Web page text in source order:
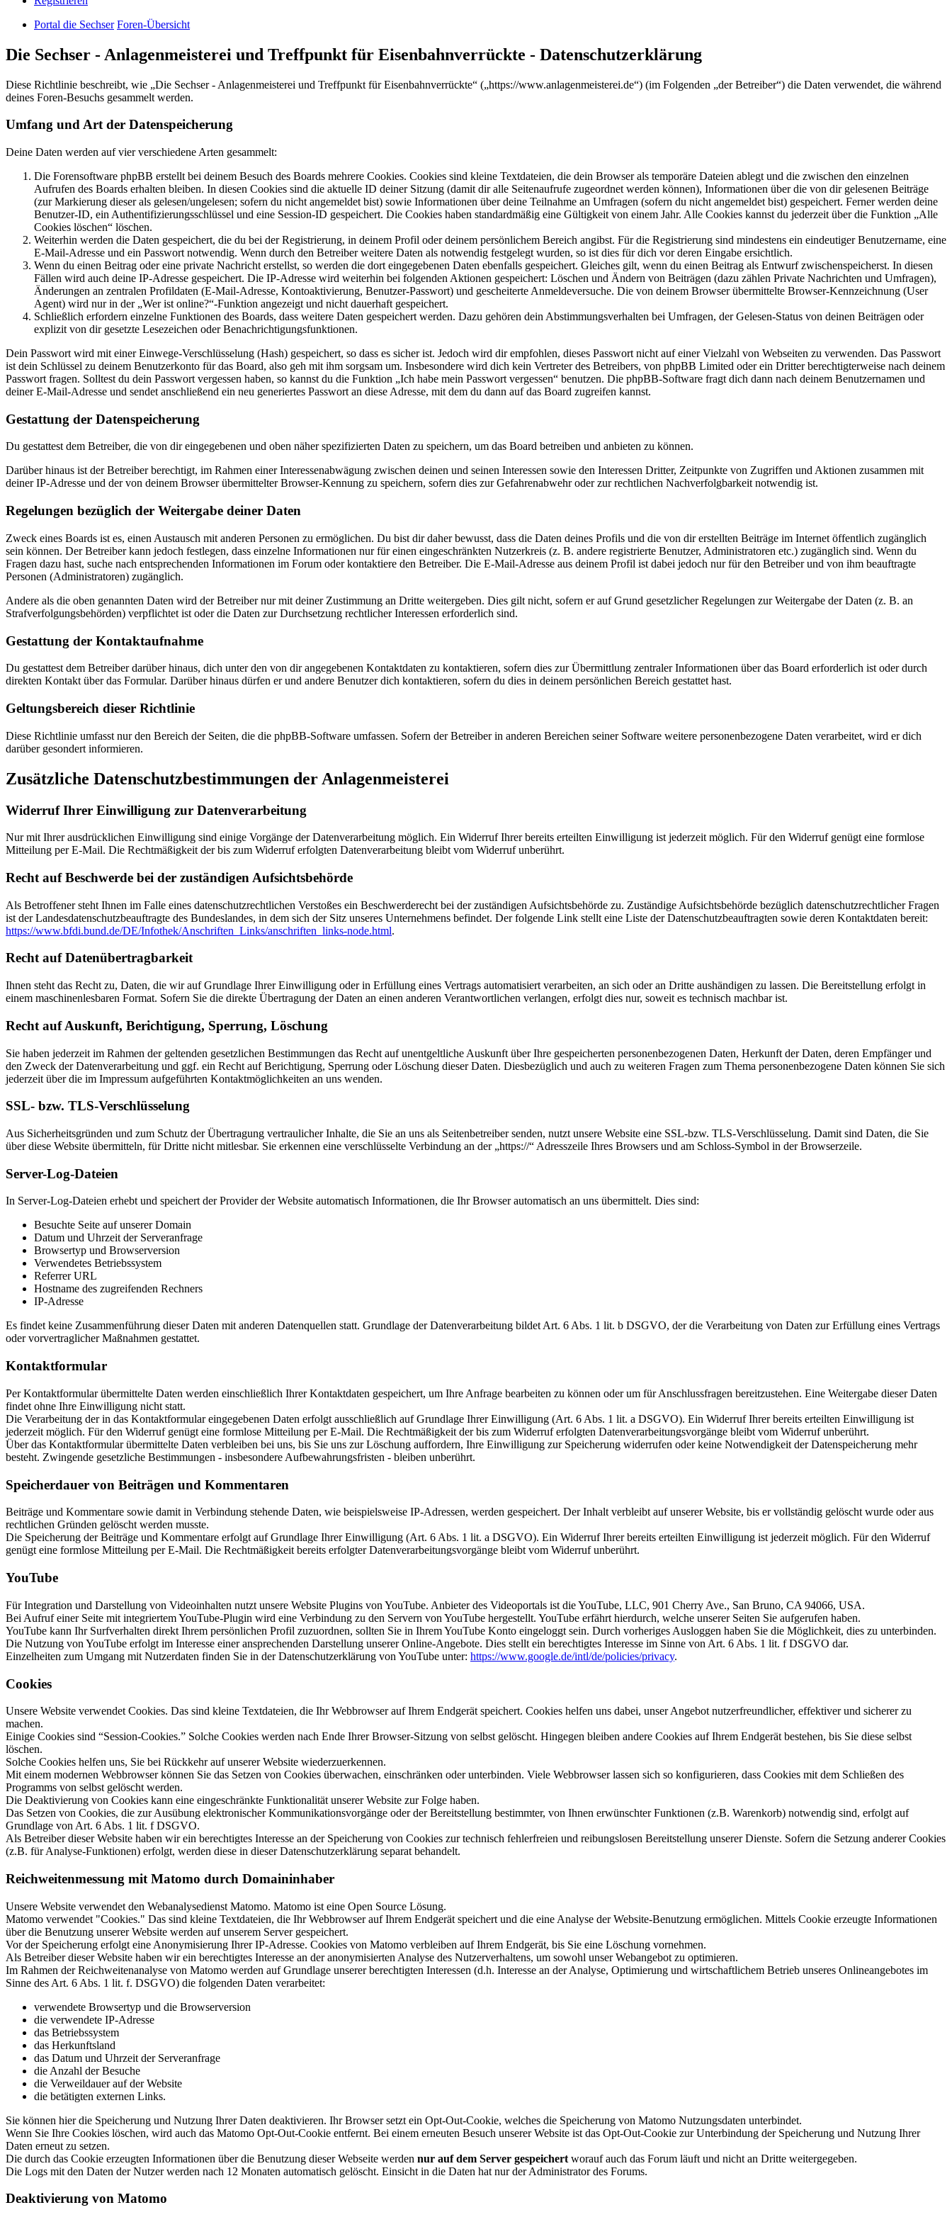
Portal die Sechser Foren-Übersicht
Die Sechser - Anlagenmeisterei und Treffpunkt für Eisenbahnverrückte - Datenschutzerklärung
Diese Richtlinie beschreibt, wie „Die Sechser - Anlagenmeisterei und Treffpunkt für Eisenbahnverrückte“ („https://www.anlagenmeisterei.de“) (im Folgenden „der Betreiber“) die Daten verwendet, die während
deines Foren-Besuchs gesammelt werden.
Umfang und Art der Datenspeicherung
Deine Daten werden auf vier verschiedene Arten gesammelt:
Die Forensoftware phpBB erstellt bei deinem Besuch des Boards mehrere Cookies. Cookies sind kleine Textdateien, die dein Browser als temporäre Dateien ablegt und die zwischen den einzelnen
Aufrufen des Boards erhalten bleiben. In diesen Cookies sind die aktuelle ID deiner Sitzung (damit dir alle Seitenaufrufe zugeordnet werden können), Informationen über die von dir gelesenen Beiträge
(zur Markierung dieser als gelesen/ungelesen; sofern du nicht angemeldet bist) sowie Informationen über deine Teilnahme an Umfragen (sofern du nicht angemeldet bist) gespeichert. Ferner werden deine
Benutzer-ID, ein Authentifizierungsschlüssel und eine Session-ID gespeichert. Die Cookies haben standardmäßig eine Gültigkeit von einem Jahr. Alle Cookies kannst du jederzeit über die Funktion „Alle
Cookies löschen“ löschen.
Weiterhin werden die Daten gespeichert, die du bei der Registrierung, in deinem Profil oder deinem persönlichem Bereich angibst. Für die Registrierung sind mindestens ein eindeutiger Benutzername, eine
E-Mail-Adresse und ein Passwort notwendig. Wenn durch den Betreiber weitere Daten als notwendig festgelegt wurden, so ist dies für dich vor deren Eingabe ersichtlich.
Wenn du einen Beitrag oder eine private Nachricht erstellst, so werden die dort eingegebenen Daten ebenfalls gespeichert. Gleiches gilt, wenn du einen Beitrag als Entwurf zwischenspeicherst. In diesen
Fällen wird auch deine IP-Adresse gespeichert. Die IP-Adresse wird weiterhin bei folgenden Aktionen gespeichert: Löschen und Ändern von Beiträgen (dazu zählen Private Nachrichten und Umfragen),
Änderungen an zentralen Profildaten (E-Mail-Adresse, Kontoaktivierung, Benutzer-Passwort) und gescheiterte Anmeldeversuche. Die von deinem Browser übermittelte Browser-Kennzeichnung (User
Agent) wird nur in der „Wer ist online?“-Funktion angezeigt und nicht dauerhaft gespeichert.
Schließlich erfordern einzelne Funktionen des Boards, dass weitere Daten gespeichert werden. Dazu gehören dein Abstimmungsverhalten bei Umfragen, der Gelesen-Status von deinen Beiträgen oder
explizit von dir gesetzte Lesezeichen oder Benachrichtigungsfunktionen.
Dein Passwort wird mit einer Einwege-Verschlüsselung (Hash) gespeichert, so dass es sicher ist. Jedoch wird dir empfohlen, dieses Passwort nicht auf einer Vielzahl von Webseiten zu verwenden. Das Passwort
ist dein Schlüssel zu deinem Benutzerkonto für das Board, also geh mit ihm sorgsam um. Insbesondere wird dich kein Vertreter des Betreibers, von phpBB Limited oder ein Dritter berechtigterweise nach deinem
Passwort fragen. Solltest du dein Passwort vergessen haben, so kannst du die Funktion „Ich habe mein Passwort vergessen“ benutzen. Die phpBB-Software fragt dich dann nach deinem Benutzernamen und
deiner E-Mail-Adresse und sendet anschließend ein neu generiertes Passwort an diese Adresse, mit dem du dann auf das Board zugreifen kannst.
Gestattung der Datenspeicherung
Du gestattest dem Betreiber, die von dir eingegebenen und oben näher spezifizierten Daten zu speichern, um das Board betreiben und anbieten zu können.
Darüber hinaus ist der Betreiber berechtigt, im Rahmen einer Interessenabwägung zwischen deinen und seinen Interessen sowie den Interessen Dritter, Zeitpunkte von Zugriffen und Aktionen zusammen mit
deiner IP-Adresse und der von deinem Browser übermittelter Browser-Kennung zu speichern, sofern dies zur Gefahrenabwehr oder zur rechtlichen Nachverfolgbarkeit notwendig ist.
Regelungen bezüglich der Weitergabe deiner Daten
Zweck eines Boards ist es, einen Austausch mit anderen Personen zu ermöglichen. Du bist dir daher bewusst, dass die Daten deines Profils und die von dir erstellten Beiträge im Internet öffentlich zugänglich
sein können. Der Betreiber kann jedoch festlegen, dass einzelne Informationen nur für einen eingeschränkten Nutzerkreis (z. B. andere registrierte Benutzer, Administratoren etc.) zugänglich sind. Wenn du
Fragen dazu hast, suche nach entsprechenden Informationen im Forum oder kontaktiere den Betreiber. Die E-Mail-Adresse aus deinem Profil ist dabei jedoch nur für den Betreiber und von ihm beauftragte
Personen (Administratoren) zugänglich.
Andere als die oben genannten Daten wird der Betreiber nur mit deiner Zustimmung an Dritte weitergeben. Dies gilt nicht, sofern er auf Grund gesetzlicher Regelungen zur Weitergabe der Daten (z. B. an
Strafverfolgungsbehörden) verpflichtet ist oder die Daten zur Durchsetzung rechtlicher Interessen erforderlich sind.
Gestattung der Kontaktaufnahme
Du gestattest dem Betreiber darüber hinaus, dich unter den von dir angegebenen Kontaktdaten zu kontaktieren, sofern dies zur Übermittlung zentraler Informationen über das Board erforderlich ist oder durch
direkten Kontakt über das Formular. Darüber hinaus dürfen er und andere Benutzer dich kontaktieren, sofern du dies in deinem persönlichen Bereich gestattet hast.
Geltungsbereich dieser Richtlinie
Diese Richtlinie umfasst nur den Bereich der Seiten, die die phpBB-Software umfassen. Sofern der Betreiber in anderen Bereichen seiner Software weitere personenbezogene Daten verarbeitet, wird er dich
darüber gesondert informieren.
Zusätzliche Datenschutzbestimmungen der Anlagenmeisterei
Widerruf Ihrer Einwilligung zur Datenverarbeitung
Nur mit Ihrer ausdrücklichen Einwilligung sind einige Vorgänge der Datenverarbeitung möglich. Ein Widerruf Ihrer bereits erteilten Einwilligung ist jederzeit möglich. Für den Widerruf genügt eine formlose
Mitteilung per E-Mail. Die Rechtmäßigkeit der bis zum Widerruf erfolgten Datenverarbeitung bleibt vom Widerruf unberührt.
Recht auf Beschwerde bei der zuständigen Aufsichtsbehörde
Als Betroffener steht Ihnen im Falle eines datenschutzrechtlichen Verstoßes ein Beschwerderecht bei der zuständigen Aufsichtsbehörde zu. Zuständige Aufsichtsbehörde bezüglich datenschutzrechtlicher Fragen
ist der Landesdatenschutzbeauftragte des Bundeslandes, in dem sich der Sitz unseres Unternehmens befindet. Der folgende Link stellt eine Liste der Datenschutzbeauftragten sowie deren Kontaktdaten bereit:
https://www.bfdi.bund.de/DE/Infothek/Anschriften_Links/anschriften_links-node.html.
Recht auf Datenübertragbarkeit
Ihnen steht das Recht zu, Daten, die wir auf Grundlage Ihrer Einwilligung oder in Erfüllung eines Vertrags automatisiert verarbeiten, an sich oder an Dritte aushändigen zu lassen. Die Bereitstellung erfolgt in
einem maschinenlesbaren Format. Sofern Sie die direkte Übertragung der Daten an einen anderen Verantwortlichen verlangen, erfolgt dies nur, soweit es technisch machbar ist.
Recht auf Auskunft, Berichtigung, Sperrung, Löschung
Sie haben jederzeit im Rahmen der geltenden gesetzlichen Bestimmungen das Recht auf unentgeltliche Auskunft über Ihre gespeicherten personenbezogenen Daten, Herkunft der Daten, deren Empfänger und
den Zweck der Datenverarbeitung und ggf. ein Recht auf Berichtigung, Sperrung oder Löschung dieser Daten. Diesbezüglich und auch zu weiteren Fragen zum Thema personenbezogene Daten können Sie sich
jederzeit über die im Impressum aufgeführten Kontaktmöglichkeiten an uns wenden.
SSL- bzw. TLS-Verschlüsselung
Aus Sicherheitsgründen und zum Schutz der Übertragung vertraulicher Inhalte, die Sie an uns als Seitenbetreiber senden, nutzt unsere Website eine SSL-bzw. TLS-Verschlüsselung. Damit sind Daten, die Sie
über diese Website übermitteln, für Dritte nicht mitlesbar. Sie erkennen eine verschlüsselte Verbindung an der „https://“ Adresszeile Ihres Browsers und am Schloss-Symbol in der Browserzeile.
Server-Log-Dateien
In Server-Log-Dateien erhebt und speichert der Provider der Website automatisch Informationen, die Ihr Browser automatisch an uns übermittelt. Dies sind:
Besuchte Seite auf unserer Domain
Datum und Uhrzeit der Serveranfrage
Browsertyp und Browserversion
Verwendetes Betriebssystem
Referrer URL
Hostname des zugreifenden Rechners
IP-Adresse
Es findet keine Zusammenführung dieser Daten mit anderen Datenquellen statt. Grundlage der Datenverarbeitung bildet Art. 6 Abs. 1 lit. b DSGVO, der die Verarbeitung von Daten zur Erfüllung eines Vertrags
oder vorvertraglicher Maßnahmen gestattet.
Kontaktformular
Per Kontaktformular übermittelte Daten werden einschließlich Ihrer Kontaktdaten gespeichert, um Ihre Anfrage bearbeiten zu können oder um für Anschlussfragen bereitzustehen. Eine Weitergabe dieser Daten
findet ohne Ihre Einwilligung nicht statt.
Die Verarbeitung der in das Kontaktformular eingegebenen Daten erfolgt ausschließlich auf Grundlage Ihrer Einwilligung (Art. 6 Abs. 1 lit. a DSGVO). Ein Widerruf Ihrer bereits erteilten Einwilligung ist
jederzeit möglich. Für den Widerruf genügt eine formlose Mitteilung per E-Mail. Die Rechtmäßigkeit der bis zum Widerruf erfolgten Datenverarbeitungsvorgänge bleibt vom Widerruf unberührt.
Über das Kontaktformular übermittelte Daten verbleiben bei uns, bis Sie uns zur Löschung auffordern, Ihre Einwilligung zur Speicherung widerrufen oder keine Notwendigkeit der Datenspeicherung mehr
besteht. Zwingende gesetzliche Bestimmungen - insbesondere Aufbewahrungsfristen - bleiben unberührt.
Speicherdauer von Beiträgen und Kommentaren
Beiträge und Kommentare sowie damit in Verbindung stehende Daten, wie beispielsweise IP-Adressen, werden gespeichert. Der Inhalt verbleibt auf unserer Website, bis er vollständig gelöscht wurde oder aus
rechtlichen Gründen gelöscht werden musste.
Die Speicherung der Beiträge und Kommentare erfolgt auf Grundlage Ihrer Einwilligung (Art. 6 Abs. 1 lit. a DSGVO). Ein Widerruf Ihrer bereits erteilten Einwilligung ist jederzeit möglich. Für den Widerruf
genügt eine formlose Mitteilung per E-Mail. Die Rechtmäßigkeit bereits erfolgter Datenverarbeitungsvorgänge bleibt vom Widerruf unberührt.
YouTube
Für Integration und Darstellung von Videoinhalten nutzt unsere Website Plugins von YouTube. Anbieter des Videoportals ist die YouTube, LLC, 901 Cherry Ave., San Bruno, CA 94066, USA.
Bei Aufruf einer Seite mit integriertem YouTube-Plugin wird eine Verbindung zu den Servern von YouTube hergestellt. YouTube erfährt hierdurch, welche unserer Seiten Sie aufgerufen haben.
YouTube kann Ihr Surfverhalten direkt Ihrem persönlichen Profil zuzuordnen, sollten Sie in Ihrem YouTube Konto eingeloggt sein. Durch vorheriges Ausloggen haben Sie die Möglichkeit, dies zu unterbinden.
Die Nutzung von YouTube erfolgt im Interesse einer ansprechenden Darstellung unserer Online-Angebote. Dies stellt ein berechtigtes Interesse im Sinne von Art. 6 Abs. 1 lit. f DSGVO dar.
Einzelheiten zum Umgang mit Nutzerdaten finden Sie in der Datenschutzerklärung von YouTube unter: https://www.google.de/intl/de/policies/privacy.
Cookies
Unsere Website verwendet Cookies. Das sind kleine Textdateien, die Ihr Webbrowser auf Ihrem Endgerät speichert. Cookies helfen uns dabei, unser Angebot nutzerfreundlicher, effektiver und sicherer zu
machen.
Einige Cookies sind “Session-Cookies.” Solche Cookies werden nach Ende Ihrer Browser-Sitzung von selbst gelöscht. Hingegen bleiben andere Cookies auf Ihrem Endgerät bestehen, bis Sie diese selbst
löschen.
Solche Cookies helfen uns, Sie bei Rückkehr auf unserer Website wiederzuerkennen.
Mit einem modernen Webbrowser können Sie das Setzen von Cookies überwachen, einschränken oder unterbinden. Viele Webbrowser lassen sich so konfigurieren, dass Cookies mit dem Schließen des
Programms von selbst gelöscht werden.
Die Deaktivierung von Cookies kann eine eingeschränkte Funktionalität unserer Website zur Folge haben.
Das Setzen von Cookies, die zur Ausübung elektronischer Kommunikationsvorgänge oder der Bereitstellung bestimmter, von Ihnen erwünschter Funktionen (z.B. Warenkorb) notwendig sind, erfolgt auf
Grundlage von Art. 6 Abs. 1 lit. f DSGVO.
Als Betreiber dieser Website haben wir ein berechtigtes Interesse an der Speicherung von Cookies zur technisch fehlerfreien und reibungslosen Bereitstellung unserer Dienste. Sofern die Setzung anderer Cookies
(z.B. für Analyse-Funktionen) erfolgt, werden diese in dieser Datenschutzerklärung separat behandelt.
Reichweitenmessung mit Matomo durch Domaininhaber
Unsere Website verwendet den Webanalysedienst Matomo. Matomo ist eine Open Source Lösung.
Matomo verwendet "Cookies." Das sind kleine Textdateien, die Ihr Webbrowser auf Ihrem Endgerät speichert und die eine Analyse der Website-Benutzung ermöglichen. Mittels Cookie erzeugte Informationen
über die Benutzung unserer Website werden auf unserem Server gespeichert.
Vor der Speicherung erfolgt eine Anonymisierung Ihrer IP-Adresse. Cookies von Matomo verbleiben auf Ihrem Endgerät, bis Sie eine Löschung vornehmen.
Als Betreiber dieser Website haben wir ein berechtigtes Interesse an der anonymisierten Analyse des Nutzerverhaltens, um sowohl unser Webangebot zu optimieren.
Im Rahmen der Reichweitenanalyse von Matomo werden auf Grundlage unserer berechtigten Interessen (d.h. Interesse an der Analyse, Optimierung und wirtschaftlichem Betrieb unseres Onlineangebotes im
Sinne des Art. 6 Abs. 1 lit. f. DSGVO) die folgenden Daten verarbeitet:
verwendete Browsertyp und die Browserversion
die verwendete IP-Adresse
das Betriebssystem
das Herkunftsland
das Datum und Uhrzeit der Serveranfrage
die Anzahl der Besuche
die Verweildauer auf der Website
die betätigten externen Links.
Sie können hier die Speicherung und Nutzung Ihrer Daten deaktivieren. Ihr Browser setzt ein Opt-Out-Cookie, welches die Speicherung von Matomo Nutzungsdaten unterbindet.
Wenn Sie Ihre Cookies löschen, wird auch das Matomo Opt-Out-Cookie entfernt. Bei einem erneuten Besuch unserer Website ist das Opt-Out-Cookie zur Unterbindung der Speicherung und Nutzung Ihrer
Daten erneut zu setzen.
Die durch das Cookie erzeugten Informationen über die Benutzung dieser Webseite werden nur auf dem Server gespeichert worauf auch das Forum läuft und nicht an Dritte weitergegeben.
Die Logs mit den Daten der Nutzer werden nach 12 Monaten automatisch gelöscht. Einsicht in die Daten hat nur der Administrator des Forums.
Deaktivierung von Matomo